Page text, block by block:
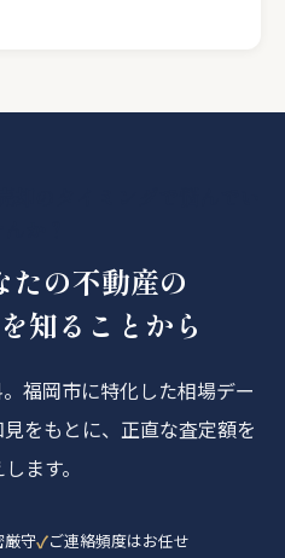
たの不動産の
知ることから
福岡市に特化した相場デー
をもとに、正直な査定額を
ます。
厳守 ご連絡頻度はお任せ